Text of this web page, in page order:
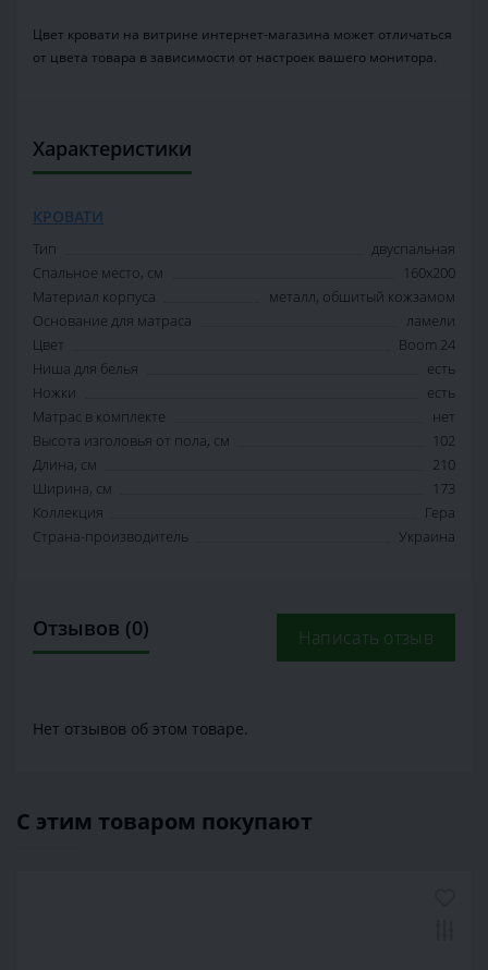
Цвет кровати на витрине интернет-магазина может отличаться
от цвета товара в зависимости от настроек вашего монитора.
Характеристики
КРОВАТИ
Тип
двуспальная
Спальное место, см
160х200
Материал корпуса
металл, обшитый кожзамом
Основание для матраса
ламели
Цвет
Boom 24
Ниша для белья
есть
Ножки
есть
Матрас в комплекте
нет
Высота изголовья от пола, см
102
Длина, см
210
Ширина, см
173
Коллекция
Гера
Страна-производитель
Украина
Отзывов (0) Написать отзыв
Нет отзывов об этом товаре.
С этим товаром покупают